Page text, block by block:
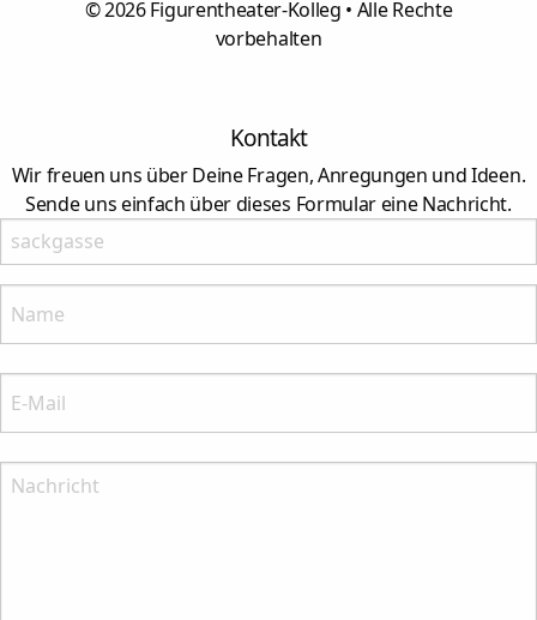
©2026Figurentheater-Kolleg • Alle Rechte
vorbehalten
Kontakt
Wir freuen uns über Deine Fragen, Anregungen und Ideen.
Sende uns einfach über dieses Formular eine Nachricht.
Lasses leer
Bitte nenne Deinen Namenn
Bitte nenne Deine E-Mail-Anschrift
Nachricht: